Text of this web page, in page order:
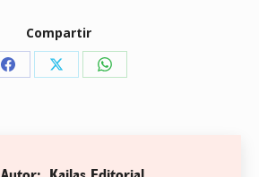
Compartir
Share Share Share